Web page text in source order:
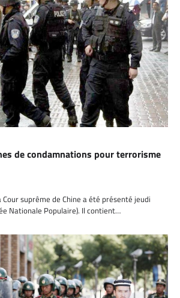
de condamnations pour terrorisme
suprême de Chine a été présenté jeudi
Nationale Populaire). Il contient…